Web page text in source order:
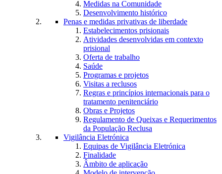
Medidas na Comunidade
Desenvolvimento histórico
Penas e medidas privativas de liberdade
Estabelecimentos prisionais
Atividades desenvolvidas em contexto
prisional
Oferta de trabalho
Saúde
Programas e projetos
Visitas a reclusos
Regras e princípios internacionais para o
tratamento penitenciário
Obras e Projetos
Regulamento de Queixas e Requerimentos
da População Reclusa
Vigilância Eletrónica
Equipas de Vigilância Eletrónica
Finalidade
Âmbito de aplicação